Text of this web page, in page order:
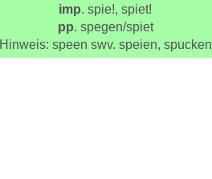
imp. spie!, spiet!
pp. spegen/spiet
Hinweis: speen swv. speien, spucken